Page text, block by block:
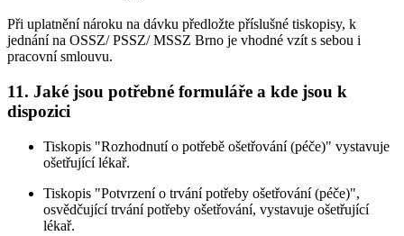
Při uplatnění nároku na dávku předložte příslušné tiskopisy, k
jednání na OSSZ/ PSSZ/ MSSZ Brno je vhodné vzít s sebou i
pracovní smlouvu.
11. Jaké jsou potřebné formuláře a kde jsou k
dispozici
Tiskopis "Rozhodnutí o potřebě ošetřování (péče)" vystavuje
ošetřující lékař.
Tiskopis "Potvrzení o trvání potřeby ošetřování (péče)",
osvědčující trvání potřeby ošetřování, vystavuje ošetřující
lékař.